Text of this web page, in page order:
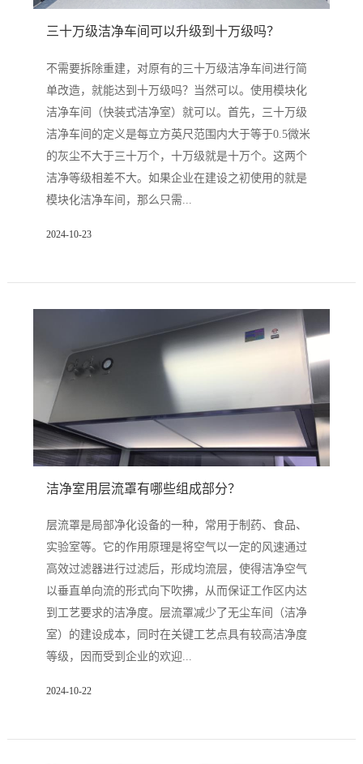
三十万级洁净车间可以升级到十万级吗？
不需要拆除重建，对原有的三十万级洁净车间进行简
单改造，就能达到十万级吗？当然可以。使用模块化
洁净车间（快装式洁净室）就可以。首先，三十万级
洁净车间的定义是每立方英尺范围内大于等于0.5微米
的灰尘不大于三十万个，十万级就是十万个。这两个
洁净等级相差不大。如果企业在建设之初使用的就是
模块化洁净车间，那么只需...
2024-10-23
洁净室用层流罩有哪些组成部分？
层流罩是局部净化设备的一种，常用于制药、食品、
实验室等。它的作用原理是将空气以一定的风速通过
高效过滤器进行过滤后，形成均流层，使得洁净空气
以垂直单向流的形式向下吹拂，从而保证工作区内达
到工艺要求的洁净度。层流罩减少了无尘车间（洁净
室）的建设成本，同时在关键工艺点具有较高洁净度
等级，因而受到企业的欢迎...
2024-10-22